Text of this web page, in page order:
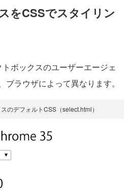
をCSSでスタイリン
ボックスのユーザーエージェ
ブラウザによって異なります。
のデフォルトCSS（select.html）